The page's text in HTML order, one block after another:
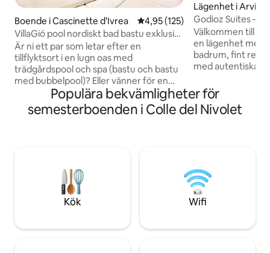
Boende i Cascinette d'Ivrea 4,95 av 5 i genomsnittligt
4,95 (125)
VillaGió pool nordiskt bad bastu exklusiv
användning
Är ni ett par som letar efter en
tillflyktsort i en lugn oas med
trädgårdspool och spa (bastu och bastu
med bubbelpool)? Eller vänner för en
annorlunda HELG? Eller för en
FÖDELSEDAG? Eller för ett JUBILEUM?
Eller som en HELGGÅVA? Eller RESER?
bubblor, värme och välbefinnande i vårt
spa och gym. Det är ett helt fristående
hus, omgivet av grönska, som ENDAST
får användas av våra gäster.
Lägenhet i Arvier
Godioz Suites –
Välkommen till
en lägenhet med
badrum, fint
med autentiska
ursprungliga
mitten av huset,
unik och spektakulär. Perfekt för
som består av
atmosfär.
Populära bekvämligheter för
semesterboenden i Colle del Nivolet
Kök Wifi